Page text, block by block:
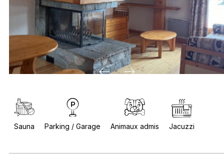
Sauna Parking / Garage Animaux admis Jacuzzi